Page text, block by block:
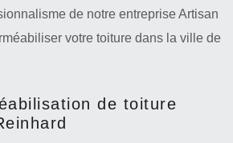
de notre entreprise Artisan
votre toiture dans la ville de
de toiture